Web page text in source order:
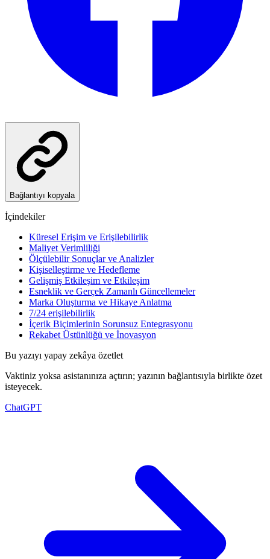
Bağlantıyı kopyala
İçindekiler
Küresel Erişim ve Erişilebilirlik
Maliyet Verimliliği
Ölçülebilir Sonuçlar ve Analizler
Kişiselleştirme ve Hedefleme
Gelişmiş Etkileşim ve Etkileşim
Esneklik ve Gerçek Zamanlı Güncellemeler
Marka Oluşturma ve Hikaye Anlatma
7/24 erişilebilirlik
İçerik Biçimlerinin Sorunsuz Entegrasyonu
Rekabet Üstünlüğü ve İnovasyon
Bu yazıyı yapay zekâya özetlet
Vaktiniz yoksa asistanınıza açtırın; yazının bağlantısıyla birlikte özet
isteyecek.
ChatGPT